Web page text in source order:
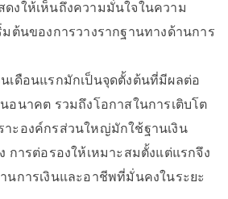
งให้เห็นถึงความมั่นใจในความ
มต้นของการวางรากฐานทางด้านการ
เดือนแรกมักเป็นจุดตั้งต้นที่มีผลต่อ
อนาคต รวมถึงโอกาสในการเติบโต
าะองค์กรส่วนใหญ่มักใช้ฐานเงิน
การต่อรองให้เหมาะสมตั้งแต่แรกจึง
นการเงินและอาชีพที่มั่นคงในระยะ